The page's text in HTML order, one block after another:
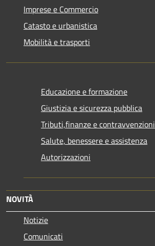
Imprese e Commercio
Catasto e urbanistica
Mobilità e trasporti
Educazione e formazione
Giustizia e sicurezza pubblica
Tributi,finanze e contravvenzioni
Salute, benessere e assistenza
Autorizzazioni
NOVITÀ
Notizie
Comunicati